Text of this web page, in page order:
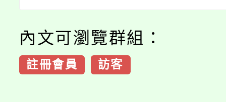
內文可瀏覽群組：
註冊會員 訪客